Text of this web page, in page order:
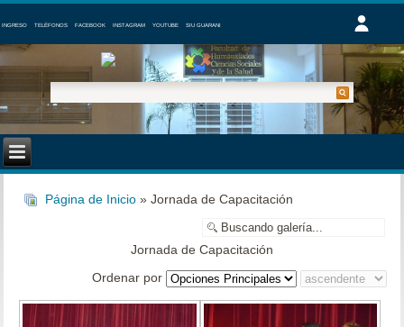
INGRESO TELÉFONOS FACEBOOK INSTAGRAM YOUTUBE SIU GUARANI
Página de Inicio» Jornada de Capacitación
Jornada de Capacitación
Ordenar por